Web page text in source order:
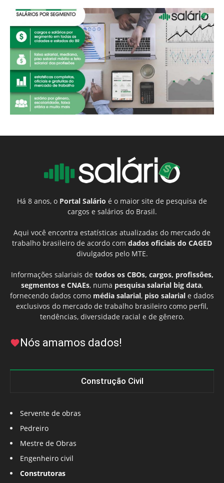
Há 8 anos, o Portal Salário é o maior site de pesquisa de
cargos e salários do Brasil.
Aqui você encontra estatísticas atualizadas do mercado de
trabalho brasileiro de acordo com dados oficiais do CAGED
divulgados pelo MTE.
Informações salariais de todos os CBOs, cargos, profissões,
segmentos e CNAEs, numa pesquisa salarial big data,
fornecendo dados como média salarial, piso salarial e dados
exclusivos do mercado de trabalho brasileiro como perfil,
tendências, diversidade racial e de gênero.
Nós amamos dados!
Construção Civil
Servente de obras
Pedreiro
Mestre de Obras
Engenheiro civil
Construtoras